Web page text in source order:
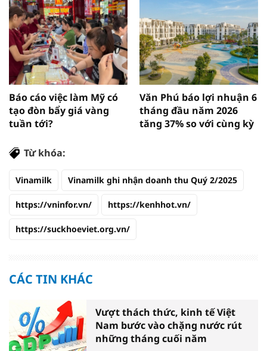
Báo cáo việc làm Mỹ có
tạo đòn bẩy giá vàng
tuần tới?
Văn Phú báo lợi nhuận 6
tháng đầu năm 2026
tăng 37% so với cùng kỳ
Từ khóa:
Vinamilk Vinamilk ghi nhận doanh thu Quý 2/2025
https://vninfor.vn/ https://kenhhot.vn/
https://suckhoeviet.org.vn/
CÁC TIN KHÁC
Vượt thách thức, kinh tế Việt
Nam bước vào chặng nước rút
những tháng cuối năm